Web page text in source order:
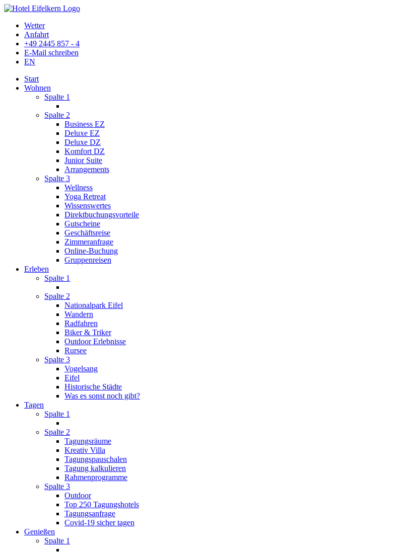
Wetter
Anfahrt
+49 2445 857 - 4
E-Mail schreiben
EN
Start
Wohnen
Spalte 1
Spalte 2
Business EZ
Deluxe EZ
Deluxe DZ
Komfort DZ
Junior Suite
Arrangements
Spalte 3
Wellness
Yoga Retreat
Wissenswertes
Direktbuchungsvorteile
Gutscheine
Geschäftsreise
Zimmeranfrage
Online-Buchung
Gruppenreisen
Erleben
Spalte 1
Spalte 2
Nationalpark Eifel
Wandern
Radfahren
Biker & Triker
Outdoor Erlebnisse
Rursee
Spalte 3
Vogelsang
Eifel
Historische Städte
Was es sonst noch gibt?
Tagen
Spalte 1
Spalte 2
Tagungsräume
Kreativ Villa
Tagungspauschalen
Tagung kalkulieren
Rahmenprogramme
Spalte 3
Outdoor
Top 250 Tagungshotels
Tagungsanfrage
Covid-19 sicher tagen
Genießen
Spalte 1